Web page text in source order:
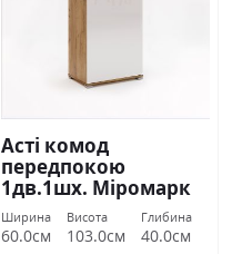
Асті комод
передпокою
1дв.1шх. Міромарк
Ширина
60.0см
Висота
103.0см
Глибина
40.0см